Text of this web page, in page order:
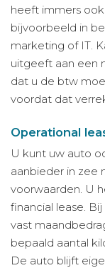
heeft immers
bijvoorbeeld in
marketing of IT.
uitgeeft aan een
dat u de btw
voordat dat
Operational
U kunt uw auto
aanbieder in zee
voorwaarden. U
financial lease.
vast
bepaald aantal
De auto blijft